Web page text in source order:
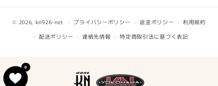
© 2026, kn926-net プライバシーポリシー 返金ポリシー
利用規約
配送ポリシー
連絡先情報 特定商取引法に基づく表記
0
0